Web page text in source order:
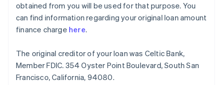
obtained from you will be used for that purpose. You
can find information regarding your original loan amount
finance charge here.
The original creditor of your loan was Celtic Bank,
Member FDIC. 354 Oyster Point Boulevard, South San
Francisco, California, 94080.
Canada
EnglishFrançais
Cyprus
Denemarken
Duitsland
DeutschEnglish